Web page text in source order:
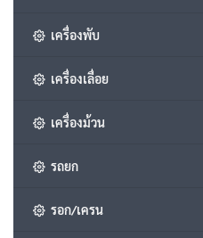
เครื่องพับ
เครื่องเลื่อย
เครื่องม้วน
รถยก
รอก/เครน